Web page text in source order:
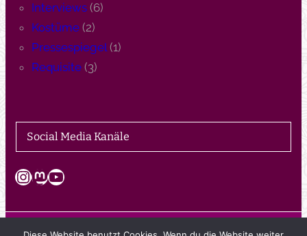
Interviews(6)
Kostüme(2)
Pressespiegel(1)
Requisite(3)
Social Media Kanäle
InstagramMastodon YouTube